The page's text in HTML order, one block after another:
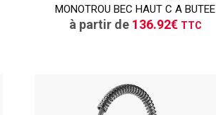
MONOTROU BEC HAUT C A BUTEE
à partir de 136.92€ TTC
Demande de devis